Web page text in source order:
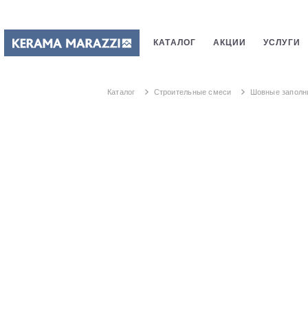
КАТАЛОГ АКЦИИ УСЛУГИ
Каталог Строительные смеси Шовные